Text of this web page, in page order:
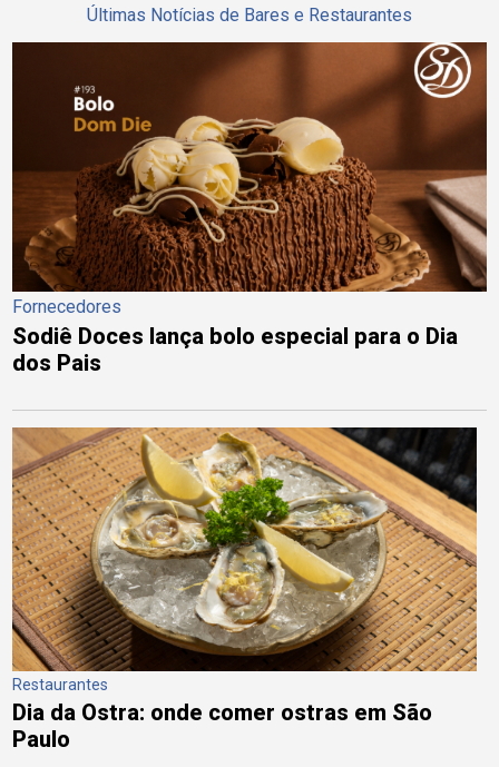
Últimas Notícias de Bares e Restaurantes
Fornecedores
Sodiê Doces lança bolo especial para o Dia
dos Pais
Restaurantes
Dia da Ostra: onde comer ostras em São
Paulo